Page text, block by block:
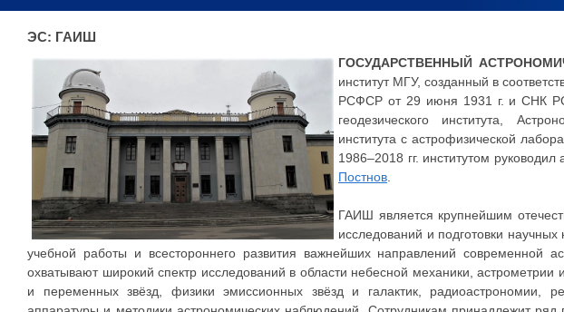
ЭС: ГАИШ
ГОСУДАРСТВЕННЫЙ
институт МГУ, созданный в
РСФСР от 29 июня 1931 г. и СНК
геодезического института,
института с астрофизической
1986–2018 гг. институтом
Постнов
ГАИШ является крупнейшим
исследований и подготовки
учебной работы и всестороннего развития важнейших направлений современной
охватывают широкий спектр исследований в области небесной механики,
и переменных звёзд, физики эмиссионных звёзд и галактик, радиоастрономии,